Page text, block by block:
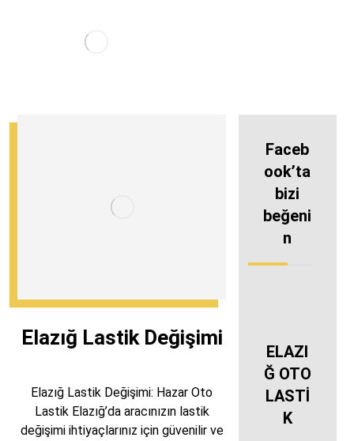
Elazığ Lastik Değişimi
Elazığ Lastik Değişimi: Hazar Oto
Lastik Elazığ’da aracınızın lastik
değişimi ihtiyaçlarınız için güvenilir ve
Faceb
ook’ta
bizi
beğeni
n
ELAZI
Ğ OTO
LASTİ
K